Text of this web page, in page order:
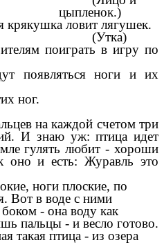
цыпленок.)
крякушка ловит лягушек.
(Утка)
поиграть в игру по
появляться ноги и их
ног.
на каждой счетом три
И знаю уж: птица идет
гулять любит - хороши
оно и есть: Журавль это
ноги плоские, по
Вот в воде с ними
- она воду как
пальцы - и весло готово.
такая птица - из озера